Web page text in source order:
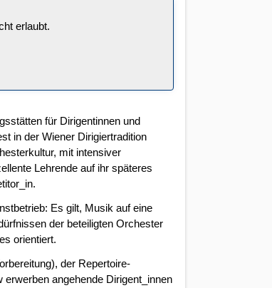
erlaubt.
für Dirigentinnen und
in der Wiener Dirigiertradition
mit intensiver
Lehrende auf ihr späteres
Es gilt, Musik auf eine
der beteiligten Orchester
orientiert.
der Repertoire-
angehende Dirigent_innen